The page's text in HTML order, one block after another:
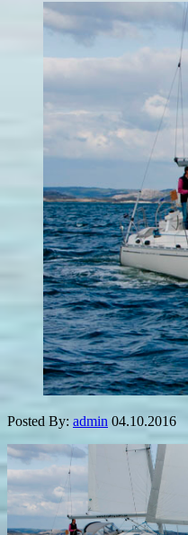
Posted By: admin 04.10.2016